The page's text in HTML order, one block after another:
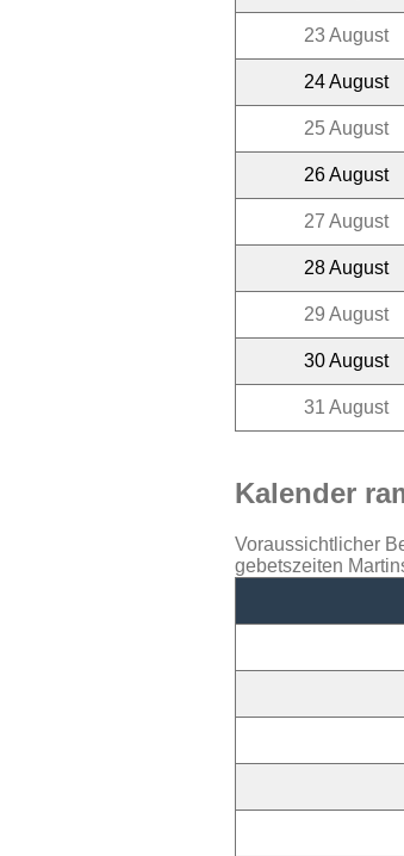
23 August
24 August
25 August
26 August
27 August
28 August
29 August
30 August
31 August
Kalender
Voraussichtlicher
gebetszeiten